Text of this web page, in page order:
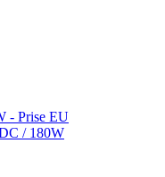
- Prise EU
/ 180W